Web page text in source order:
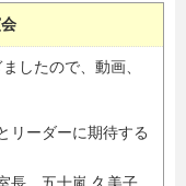
したので、動画、
リーダーに期待する